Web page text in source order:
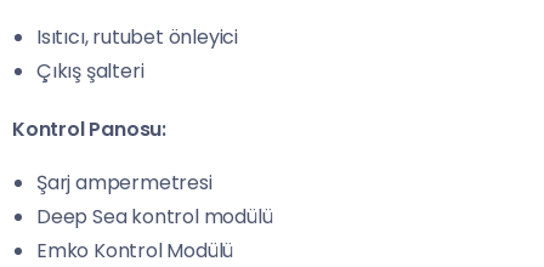
Isıtıcı, rutubet önleyici
Çıkış şalteri
Kontrol Panosu:
Şarj ampermetresi
Deep Sea kontrol modülü
Emko Kontrol Modülü